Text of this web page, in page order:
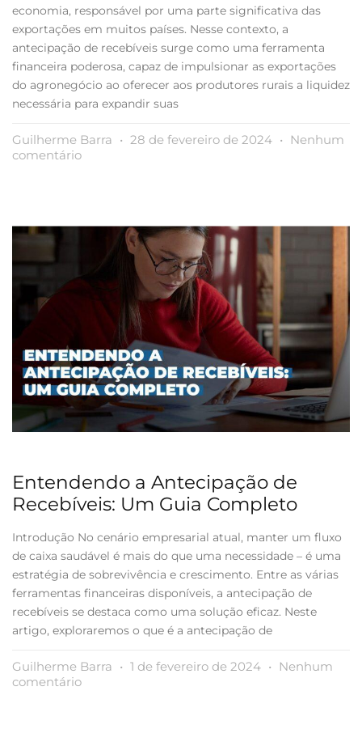
economia, responsável por uma parte significativa das
exportações em muitos países. Nesse contexto, a
antecipação de recebíveis surge como uma ferramenta
financeira poderosa, capaz de impulsionar as exportações
do agronegócio ao oferecer aos produtores rurais a liquidez
necessária para expandir suas
Guilherme Barra 28 de fevereiro de 2024
Nenhum
comentário
Entendendo a Antecipação de
Recebíveis: Um Guia Completo
Introdução No cenário empresarial atual, manter um fluxo
de caixa saudável é mais do que uma necessidade – é uma
estratégia de sobrevivência e crescimento. Entre as várias
ferramentas financeiras disponíveis, a antecipação de
recebíveis se destaca como uma solução eficaz. Neste
artigo, exploraremos o que é a antecipação de
Guilherme Barra 1 de fevereiro de 2024
Nenhum
comentário